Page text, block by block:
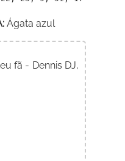
Ágata azul
fã - Dennis DJ,